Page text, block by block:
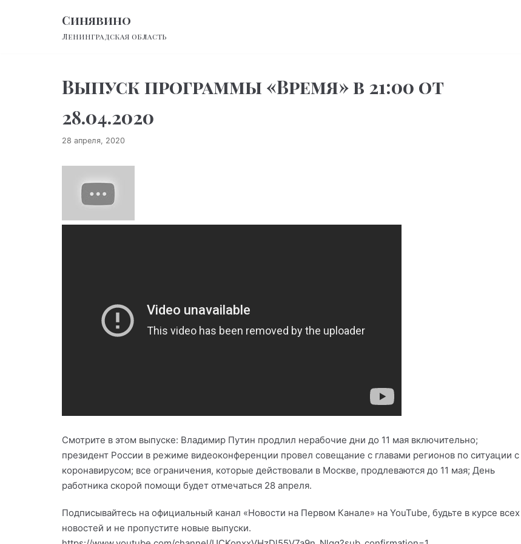
Синявино
Ленинградская область
Выпуск программы «Время» в 21:00 от
28.04.2020
28 апреля, 2020
Смотрите в этом выпуске: Владимир Путин продлил нерабочие дни до 11 мая включительно;
президент России в режиме видеоконференции провел совещание с главами регионов по ситуации с
коронавирусом; все ограничения, которые действовали в Москве, продлеваются до 11 мая; День
работника скорой помощи будет отмечаться 28 апреля.
Подписывайтесь на официальный канал «Новости на Первом Канале» на YouTube, будьте в курсе всех
новостей и не пропустите новые выпуски.